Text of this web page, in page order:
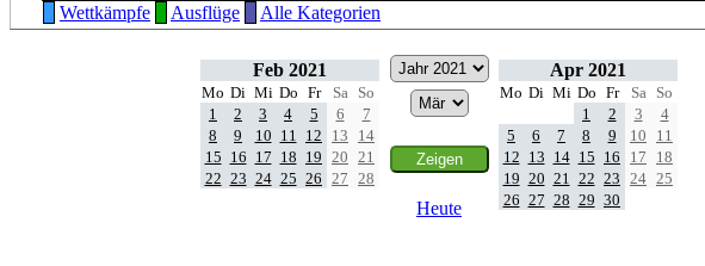
Wettkämpfe Ausflüge Alle Kategorien
Feb 2021
Mo Di Mi Do Fr Sa
So
1
2 3 4 5 6
7
8
9 10 11 12 13
14
15 16 17 18 19 20
21
22 23 24 25 26 27 28
Heute
Apr 2021
Mo Di Mi Do Fr Sa
So
1
2 3
4
5
6 7 8 9 10
11
12 13 14 15 16 17
18
19 20 21 22 23 24 25
26 27 28 29 30